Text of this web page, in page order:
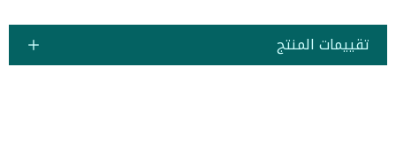
تقييمات المنتج